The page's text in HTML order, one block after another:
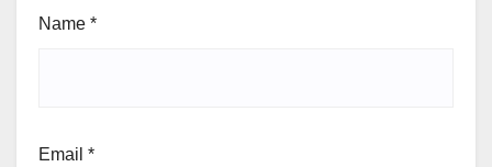
Name *
Email *